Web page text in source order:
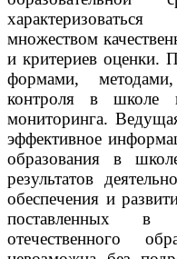
множеством
и критериев оценки.
формами,
контроля в школе
мониторинга.
эффективное
образования в
результатов
обеспечения и
поставленных в
отечественного